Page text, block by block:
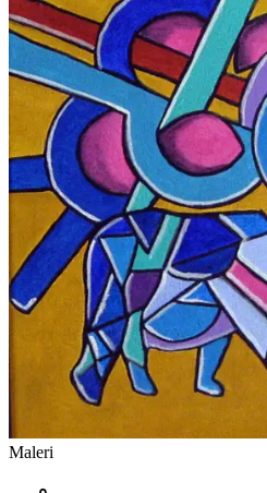
Maleri